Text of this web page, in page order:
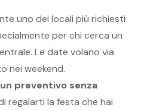
uno dei locali più richiesti
per chi cerca un
Le date volano via
nei weekend.
preventivo senza
regalarti la festa che hai